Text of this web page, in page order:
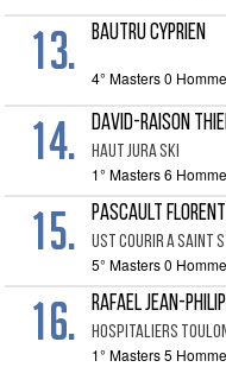
13. BAUTRU CYPRIEN
4° Masters 0 Homme
14. DAVID-RAISON
HAUT JURA SKI
1° Masters 6 Homme
15. PASCAULT FLORENT
UST COURIR A SAINT
5° Masters 0 Homme
16. RAFAEL JEAN-
HOSPITALIERS TOULON
1° Masters 5 Homme